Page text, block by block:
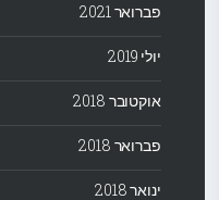
פברואר 2021
יולי 2019
אוקטובר 2018
פברואר 2018
ינואר 2018